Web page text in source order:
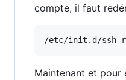
compte, il faut
/etc/init.d/ssh
Maintenant et pour